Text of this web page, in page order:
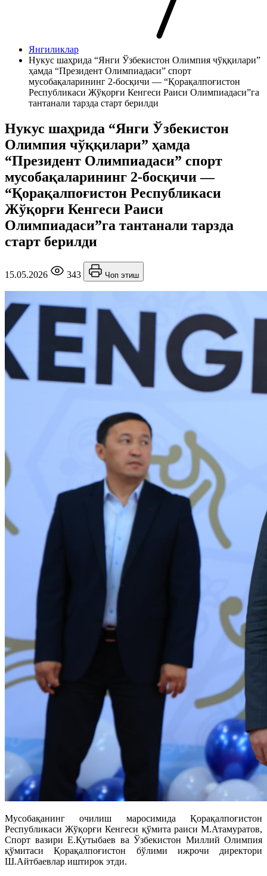
Янгиликлар
Нукус шаҳрида “Янги Ўзбекистон Олимпия чўққилари”
ҳамда “Президент Олимпиадаси” спорт
мусобақаларининг 2-босқичи — “Қорақалпоғистон
Республикаси Жўқорғи Кенгеси Раиси Олимпиадаси”га
тантанали тарзда старт берилди
Нукус шаҳрида “Янги Ўзбекистон
Олимпия чўққилари” ҳамда
“Президент Олимпиадаси” спорт
мусобақаларининг 2-босқичи —
“Қорақалпоғистон Республикаси
Жўқорғи Кенгеси Раиси
Олимпиадаси”га тантанали тарзда
старт берилди
15.05.2026 343 Чоп этиш
Мусобақанинг очилиш маросимида Қорақалпоғистон
Республикаси Жўқорғи Кенгеси қўмита раиси М.Атамуратов,
Спорт вазири Е.Қутыбаев ва Ўзбекистон Миллий Олимпия
қўмитаси Қорақалпоғистон бўлими ижрочи директори
Ш.Айтбаевлар иштирок этди.